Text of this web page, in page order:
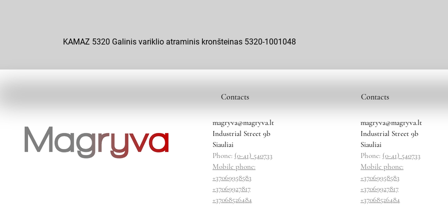
KAMAZ 5320 Galinis variklio atraminis kronšteinas 5320-1001048
Contacts
magryva@magryva.lt
Industrial Street 9b
Siauliai
Phone: (0-41) 540733
Mobile phone:
+37069958583
+37069927817
+37068526484
Contacts
magryva@magryva.lt
Industrial Street 9b
Siauliai
Phone: (0-41) 540733
Mobile phone:
+37069958583
+37069927817
+37068526484